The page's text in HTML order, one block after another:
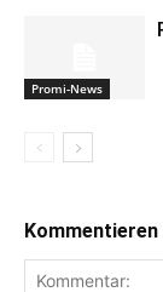
Promi-News